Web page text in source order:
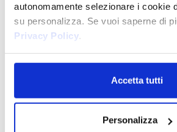
autonomamente selezionare i cookie
su personalizza. Se vuoi saperne di
Privacy Policy.
Accetta tutti
Personalizza